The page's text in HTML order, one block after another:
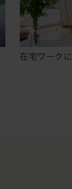
在宅ワーク